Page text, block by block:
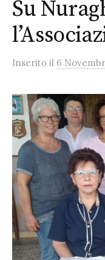
Su
Inserito il 6